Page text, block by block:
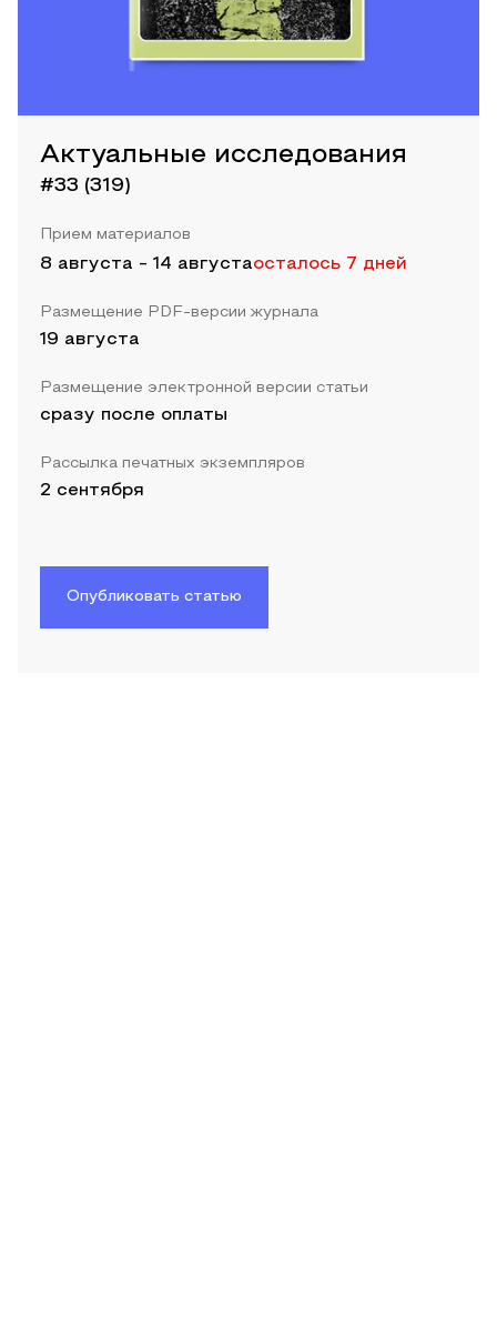
Актуальные исследования
#33 (319)
Прием материалов
8 августа - 14 августаосталось 7 дней
Размещение PDF-версии журнала
19 августа
Размещение электронной версии статьи
сразу после оплаты
Рассылка печатных экземпляров
2 сентября
Опубликовать статью